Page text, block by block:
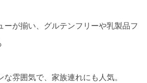
ーが揃い、グルテンフリーや乳製品フ
雰囲気で、家族連れにも人気。